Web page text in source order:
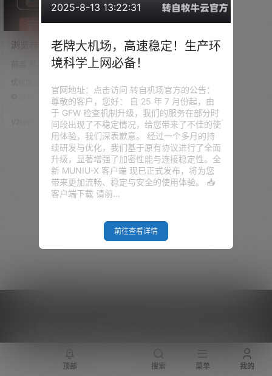
浏览器最强插件（油猴）全
网VIP视频免费破解去广告、
全网音乐直接下载、百度网
盘直接下载、知乎视频下载
等多合一版。
前言 就想问大家都充值了几个平
每个月用不了10次？ 虽说，应该
支持正版，作者也是经常号召大
家支持正版软件，但是，无奈口
袋不够充实。。。好吧。今天给
大家推荐一个插件先用
用。。。。（还是记得支持正版
影视。。。。。） 这是一款非常
推荐的免费的浏览器扩展和最为
流行的用户脚本管理器，它适用
于 Chrome, Microsoft Edge, S
afari, Opera Next…
3
V2raySSR综合网 20年10月20日
2025-8-13 13:22:31
老牌大机场，高速稳定！生产环
境科学上网必备！
官网地址：点击访问 转自机场官方的公告：
尊敬的客户，您好： 自 25 年 7 月份起，由
于 GFW 检查机制升级，我们的服务在部分时
间段出现了不稳定情况，给您带来了不佳的使
用体验，我们深表歉意。 经过一个多月的持
续研发与优化，我们基于原有协议进行了全面
升级，显著增强了加密性能与连接稳定性。全
新 MUNIU-X 客户端 现已正式发布，将为您
带来更加流畅、稳定与安全的使用体验。 📥
客户端下载 请前…
前往查看详情
顶部 搜索 菜单 我的